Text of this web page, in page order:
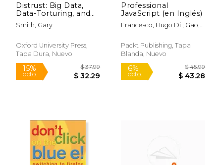
Distrust: Big Data,
Data-Torturing, and
the Assault on
Science (en Inglés)
Smith, Gary
Oxford University Press,
Tapa Dura, Nuevo
Professional
JavaScript (en Inglés)
Francesco, Hugo Di ; Gao,
Packt Publishing, Tapa
Blanda, Nuevo